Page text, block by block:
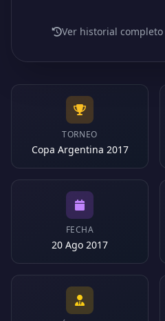
Ver historial
TORNEO
Copa Argentina 2017
FECHA
20 Ago 2017